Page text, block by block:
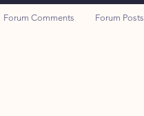
Forum Comments Forum Posts